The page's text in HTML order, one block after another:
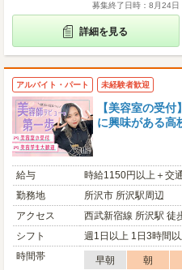
募集終了日時：8月24日
詳細を見る
アルバイト・パート 未経験者歓迎
【美容室の受
に興味がある
給与
時給1150円以上＋交
勤務地
所沢市 所沢駅周辺
アクセス
西武新宿線 所沢駅 徒
シフト
週1日以上 1日3時間
時間帯
早朝 朝